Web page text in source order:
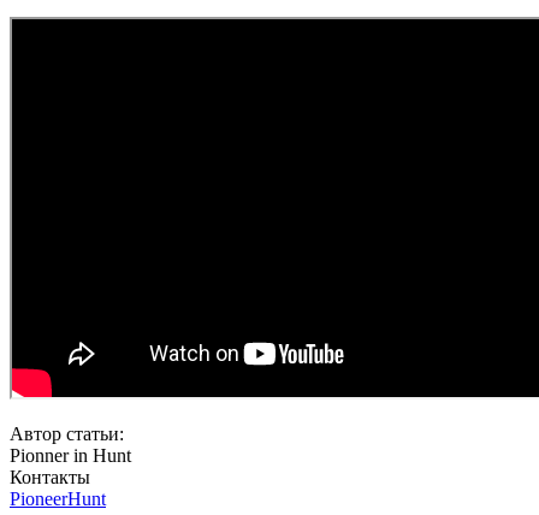
Автор статьи:
Pionner in Hunt
Контакты
PioneerHunt